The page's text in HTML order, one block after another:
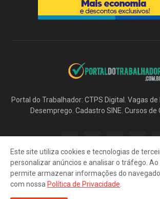
Portal do Trabalhador: CTPS Digital. Vagas
Desemprego. Cadastro SINE. Cursos de
Início
Este site utiliza cookies e tecnologias de
personalizar anúncios e analisar o tráfego. Ao
permite armazenar informações do
com nossa Política de Privacidade